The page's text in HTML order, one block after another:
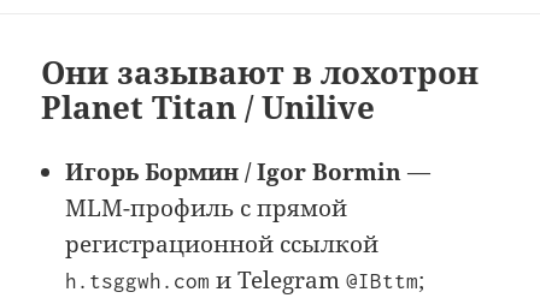
Они зазывают в лохотрон
Planet Titan / Unilive
Игорь Бормин / Igor Bormin—
MLM-профиль с прямой
регистрационной ссылкой
h.tsggwh.com и Telegram@IBttm;